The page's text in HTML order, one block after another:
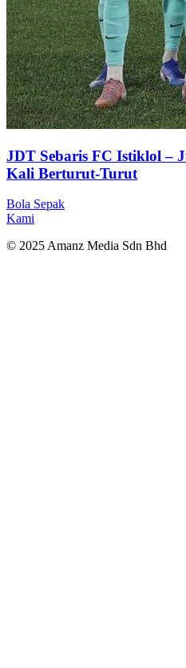
JDT Sebaris FC Istiklol –
Kali Berturut-Turut
Bola Sepak
Kami
© 2025 Amanz Media Sdn Bhd